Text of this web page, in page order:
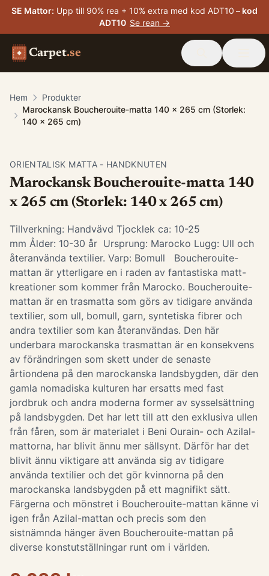
SE Mattor: Upp till 90% rea + 10% extra med kod ADT10 – kod
ADT10 Se rean →
Carpet.se
Hem
Produkter
Marockansk Boucherouite-matta 140 x 265 cm (Storlek:
140 x 265 cm)
ORIENTALISK MATTA - HANDKNUTEN
Marockansk Boucherouite-matta 140
x 265 cm (Storlek: 140 x 265 cm)
Tillverkning: Handvävd Tjocklek ca: 10-25
mm Ålder: 10-30 år Ursprung: Marocko Lugg: Ull och
återanvända textilier. Varp: Bomull Boucherouite-
mattan är ytterligare en i raden av fantastiska matt-
kreationer som kommer från Marocko. Boucherouite-
mattan är en trasmatta som görs av tidigare använda
textilier, som ull, bomull, garn, syntetiska fibrer och
andra textilier som kan återanvändas. Den här
underbara marockanska trasmattan är en konsekvens
av förändringen som skett under de senaste
årtiondena på den marockanska landsbygden, där den
gamla nomadiska kulturen har ersatts med fast
jordbruk och andra moderna former av sysselsättning
på landsbygden. Det har lett till att den exklusiva ullen
från fåren, som är materialet i Beni Ourain- och Azilal-
mattorna, har blivit ännu mer sällsynt. Därför har det
blivit ännu viktigare att använda sig av tidigare
använda textilier och det gör kvinnorna på den
marockanska landsbygden på ett magnifikt sätt.
Färgerna och mönstret i Boucherouite-mattan känne vi
igen från Azilal-mattan och precis som den
sistnämnda hänger även Boucherouite-mattan på
diverse konstutställningar runt om i världen.